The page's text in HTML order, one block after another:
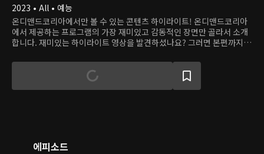
2023 • All • 예능
온디맨드코리아에서만 볼 수 있는 콘텐츠 하이라이트! 온디맨드코리아
에서 제공하는 프로그램의 가장 재미있고 감동적인 장면만 골라서 소개
합니다. 재미있는 하이라이트 영상을 발견하셨나요? 그러면 본편까지
에피소드